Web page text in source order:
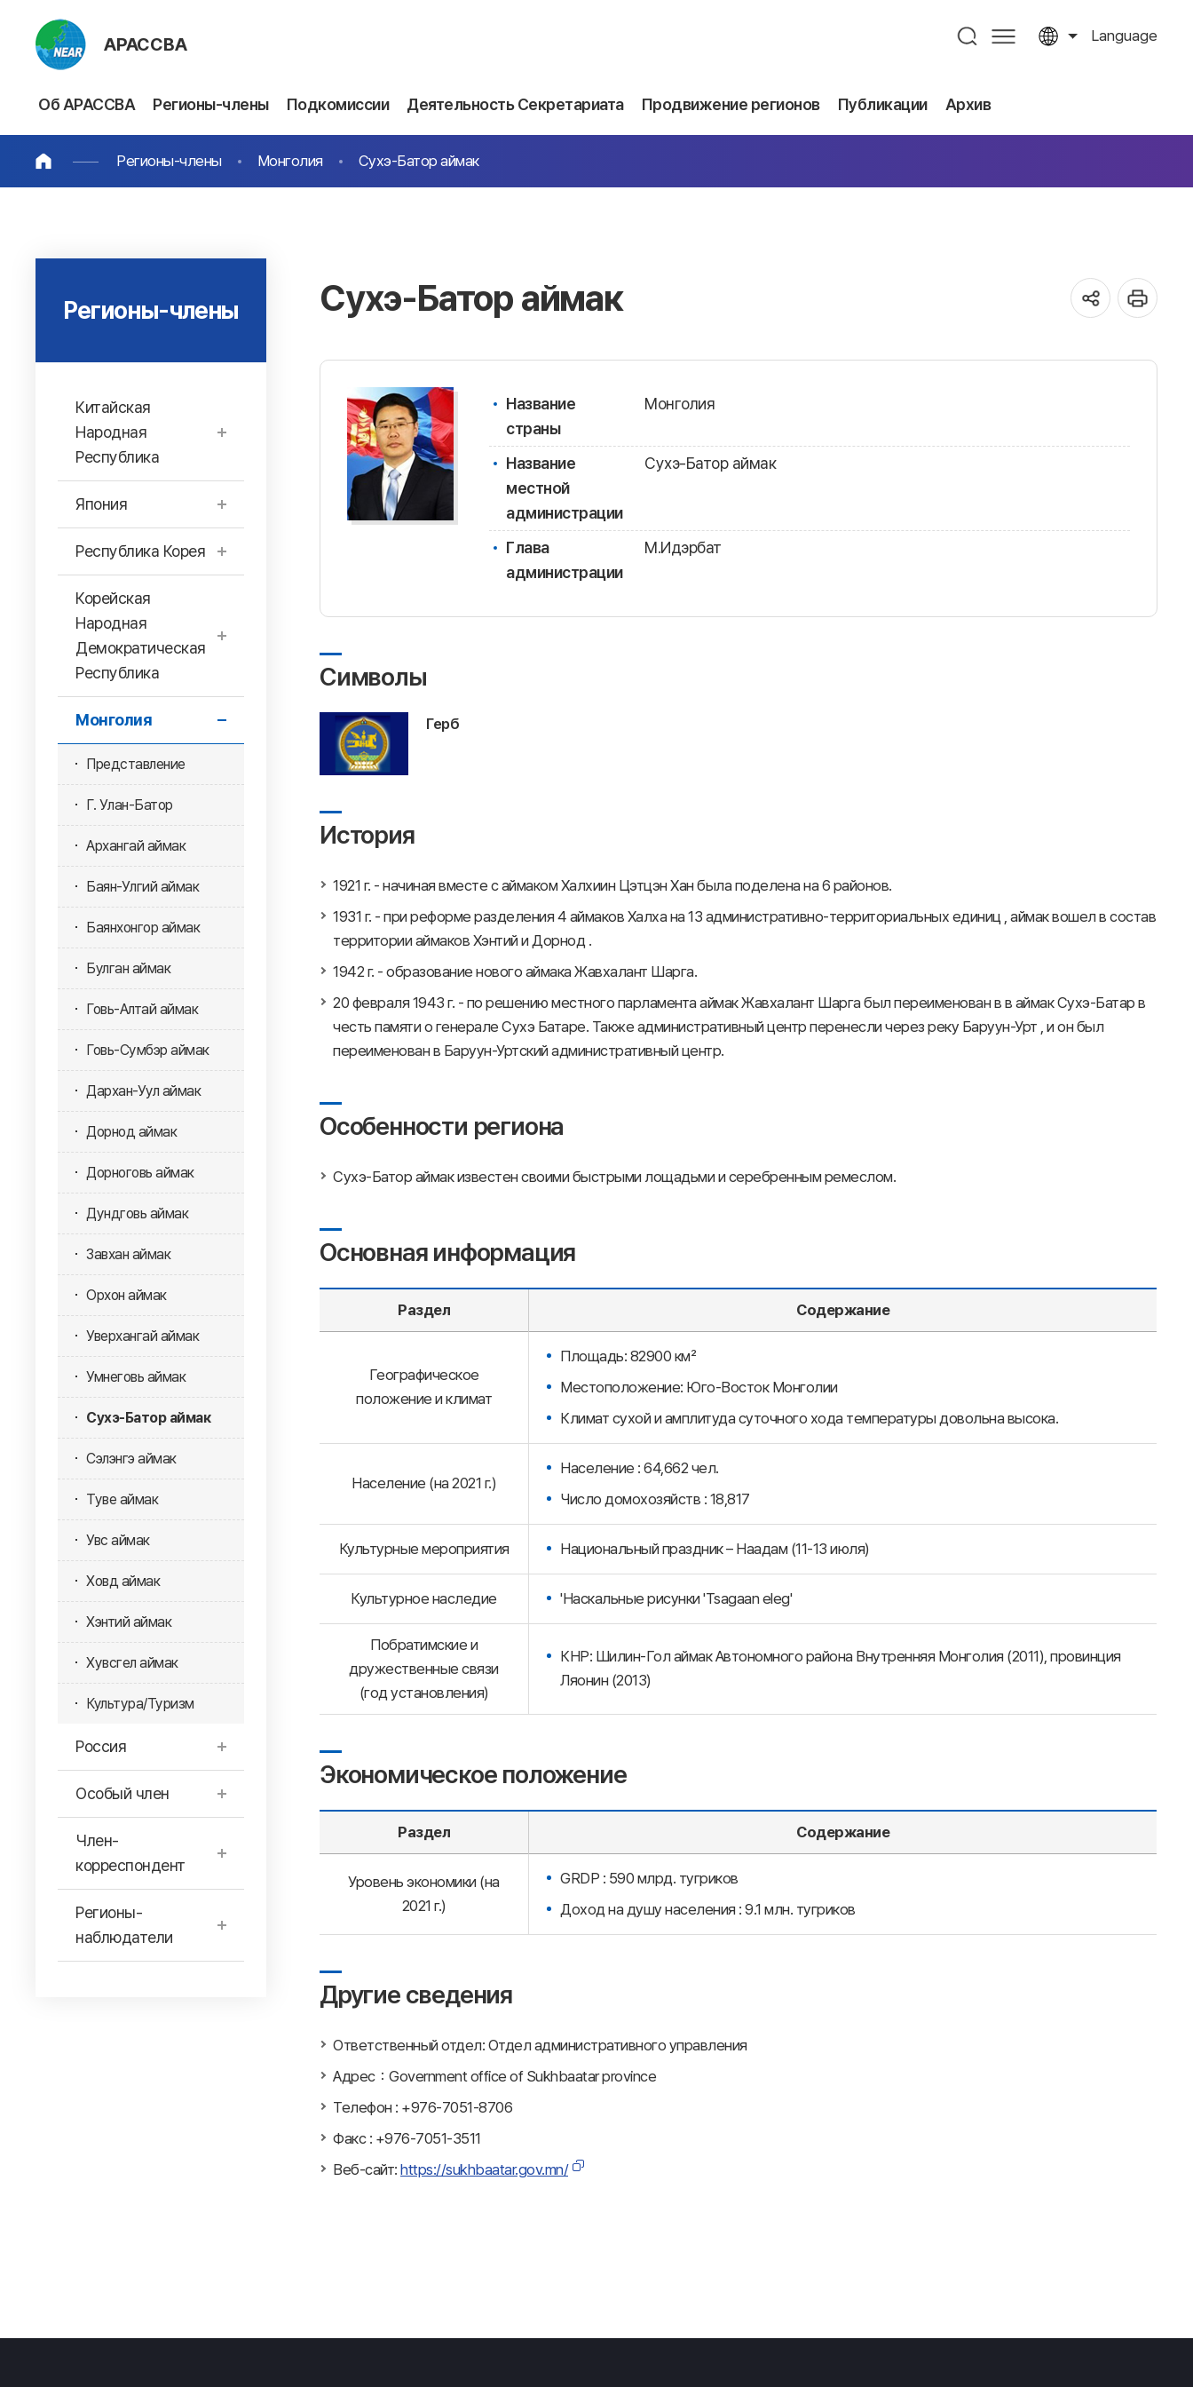
АРАССВА Language
Об АРАССВА Регионы-члены Подкомиссии Деятельность Секретариата Продвижение регионов Публикации Архив
Регионы-члены Монголия Сухэ-Батор аймак
Регионы-члены
Китайская
Народная
Республика
Япония
Республика Корея
Корейская
Народная
Демократическая
Республика
Монголия
Представление
Г. Улан-Батор
Архангай аймак
Баян-Улгий аймак
Баянхонгор аймак
Булган аймак
Говь-Алтай аймак
Говь-Сумбэр аймак
Дархан-Уул аймак
Дорнод аймак
Дорноговь аймак
Дундговь аймак
Завхан аймак
Орхон аймак
Уверхангай аймак
Умнеговь аймак
Сухэ-Батор аймак
Сэлэнгэ аймак
Туве аймак
Увс аймак
Ховд аймак
Хэнтий аймак
Хувсгел аймак
Культура/Туризм
Россия
Особый член
Член-
корреспондент
Регионы-
наблюдатели
Сухэ-Батор аймак
Название
страны
Монголия
Название
местной
администрации
Сухэ-Батор аймак
Глава
администрации
М.Идэрбат
Символы
Герб
История
1921 г. - начиная вместе с аймаком Халхиин Цэтцэн Хан была поделена на 6 районов.
1931 г. - при реформе разделения 4 аймаков Халха на 13 административно-территориальных единиц , аймак вошел в состав
территории аймаков Хэнтий и Дорнод .
1942 г. - образование нового аймака Жавхалант Шарга.
20 февраля 1943 г. - по решению местного парламента аймак Жавхалант Шарга был переименован в в аймак Сухэ-Батар в
честь памяти о генерале Сухэ Батаре. Также административный центр перенесли через реку Баруун-Урт , и он был
переименован в Баруун-Уртский административный центр.
Особенности региона
Сухэ-Батор аймак известен своими быстрыми лощадьми и серебренным ремеслом.
Основная информация
Раздел Содержание
Географическое
положение и климат
Площадь: 82900 км²
Местоположение: Юго-Восток Монголии
Климат сухой и амплитуда суточного хода температуры довольна высока.
Население (на 2021 г.)
Население : 64,662 чел.
Число домохозяйств : 18,817
Культурные мероприятия Национальный праздник – Наадам (11-13 июля)
Культурное наследие 'Наскальные рисунки 'Tsagaan eleg'
Побратимские и
дружественные связи
(год установления)
КНР: Шилин-Гол аймак Автономного района Внутренняя Монголия (2011), провинция
Ляонин (2013)
Экономическое положение
Раздел Содержание
Уровень экономики (на
2021 г.)
GRDP : 590 млрд. тугриков
Доход на душу населения : 9.1 млн. тугриков
Другие сведения
Ответственный отдел: Отдел административного управления
Адрес：Government office of Sukhbaatar province
Телефон : +976-7051-8706
Факс : +976-7051-3511
Веб-сайт: https://sukhbaatar.gov.mn/